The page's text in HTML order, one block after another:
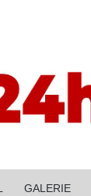
GALERIE